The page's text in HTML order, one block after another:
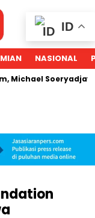
NASIONAL
Soeryadjaya
ID